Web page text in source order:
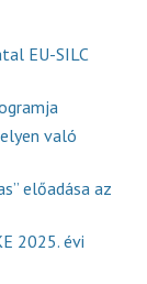
EU-SILC
való
előadása az
2025. évi